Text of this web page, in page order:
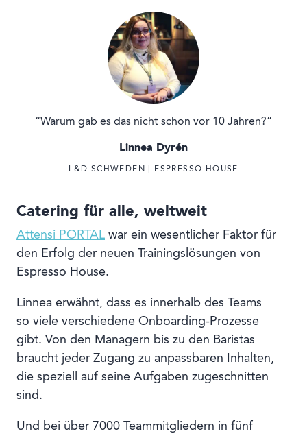
“Warum gab es das nicht schon vor 10 Jahren?”
Linnea Dyrén
L&D SCHWEDEN | ESPRESSO HOUSE
Catering für alle, weltweit
Attensi PORTAL war ein wesentlicher Faktor für
den Erfolg der neuen Trainingslösungen von
Espresso House.
Linnea erwähnt, dass es innerhalb des Teams
so viele verschiedene Onboarding-Prozesse
gibt. Von den Managern bis zu den Baristas
braucht jeder Zugang zu anpassbaren Inhalten,
die speziell auf seine Aufgaben zugeschnitten
sind.
Und bei über 7000 Teammitgliedern in fünf